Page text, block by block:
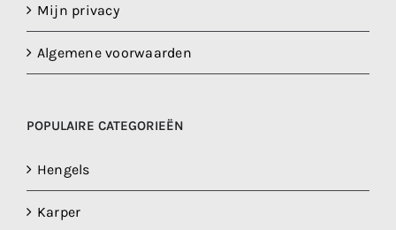
Mijn privacy
Algemene voorwaarden
POPULAIRE CATEGORIEËN
Hengels
Karper